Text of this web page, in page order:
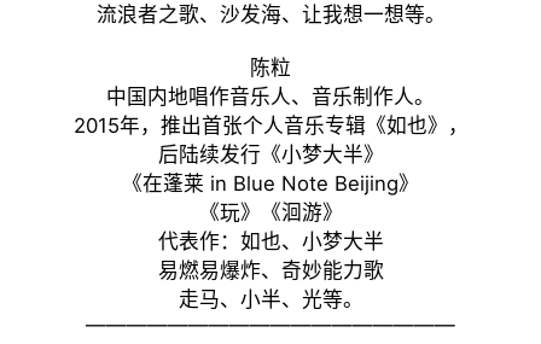
流浪者之歌、沙发海、让我想一想等。
陈粒
中国内地唱作音乐人、音乐制作人。
2015年，推出首张个人音乐专辑《如也》，
后陆续发行《小梦大半》
《在蓬莱 in Blue Note Beijing》
《玩》《洄游》
代表作：如也、小梦大半
易燃易爆炸、奇妙能力歌
走马、小半、光等。
——————————————————